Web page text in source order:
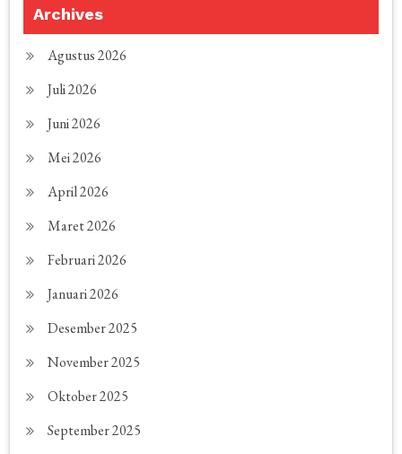
Archives
Agustus 2026
Juli 2026
Juni 2026
Mei 2026
April 2026
Maret 2026
Februari 2026
Januari 2026
Desember 2025
November 2025
Oktober 2025
September 2025